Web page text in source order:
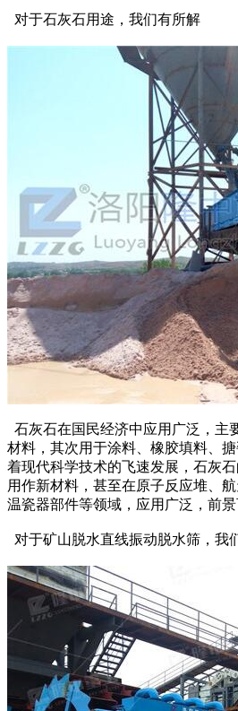
对于石灰石用途，我们有所解
石灰石在国民经济中应用广泛，主
材料，其次用于涂料、橡胶填料、
着现代科学技术的飞速发展，石灰
用作新材料，甚至在原子反应堆、
温瓷器部件等领域，应用广泛，前景
对于矿山脱水直线振动脱水筛，我